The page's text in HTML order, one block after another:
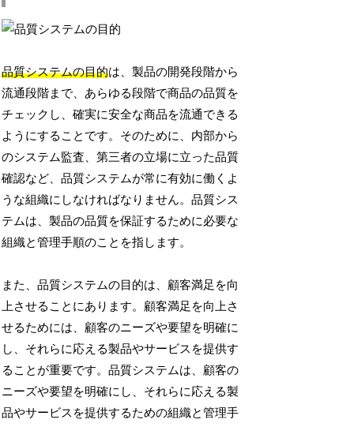
品質システムの目的は、製品の開発段階から
流通段階まで、あらゆる段階で商品の品質を
チェックし、確実に安全な商品を流通できる
ようにすることです。そのために、内部から
のシステム監査、第三者の立場に立った品質
確認など、品質システムが常に有効に働くよ
うな組織にしなければなりません。品質シス
テムは、製品の品質を保証するために必要な
組織と管理手順のことを指します。
また、品質システムの目的は、顧客満足を向
上させることにあります。顧客満足を向上さ
せるためには、顧客のニーズや要望を明確に
し、それらに応える製品やサービスを提供す
ることが重要です。品質システムは、顧客の
ニーズや要望を明確にし、それらに応える製
品やサービスを提供するための組織と管理手